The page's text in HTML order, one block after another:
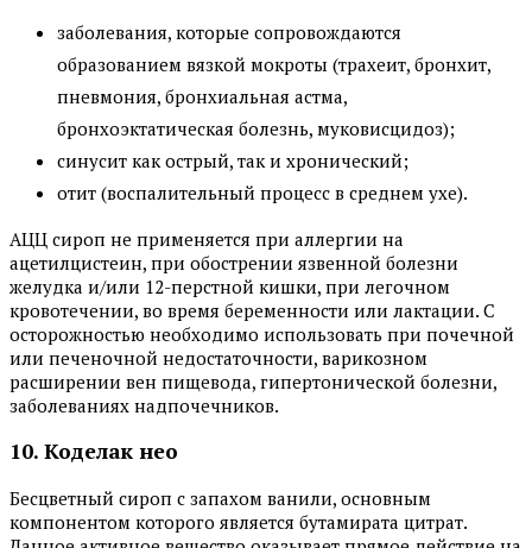
заболевания, которые сопровождаются
образованием вязкой мокроты (трахеит, бронхит,
пневмония, бронхиальная астма,
бронхоэктатическая болезнь, муковисцидоз);
синусит как острый, так и хронический;
отит (воспалительный процесс в среднем ухе).
АЦЦ сироп не применяется при аллергии на
ацетилцистеин, при обострении язвенной болезни
желудка и/или 12-перстной кишки, при легочном
кровотечении, во время беременности или лактации. С
осторожностью необходимо использовать при почечной
или печеночной недостаточности, варикозном
расширении вен пищевода, гипертонической болезни,
заболеваниях надпочечников.
10. Коделак нео
Бесцветный сироп с запахом ванили, основным
компонентом которого является бутамирата цитрат.